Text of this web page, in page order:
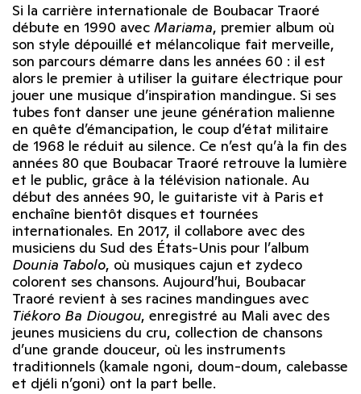
Si la carrière internationale de Boubacar Traoré
débute en 1990 avec Mariama, premier album où
son style dépouillé et mélancolique fait merveille,
son parcours démarre dans les années 60 : il est
alors le premier à utiliser la guitare électrique pour
jouer une musique d’inspiration mandingue. Si ses
tubes font danser une jeune génération malienne
en quête d’émancipation, le coup d’état militaire
de 1968 le réduit au silence. Ce n’est qu’à la fin des
années 80 que Boubacar Traoré retrouve la lumière
et le public, grâce à la télévision nationale. Au
début des années 90, le guitariste vit à Paris et
enchaîne bientôt disques et tournées
internationales. En 2017, il collabore avec des
musiciens du Sud des États-Unis pour l’album
Dounia Tabolo, où musiques cajun et zydeco
colorent ses chansons. Aujourd’hui, Boubacar
Traoré revient à ses racines mandingues avec
Tiékoro Ba Diougou, enregistré au Mali avec des
jeunes musiciens du cru, collection de chansons
d’une grande douceur, où les instruments
traditionnels (kamale ngoni, doum-doum, calebasse
et djéli n’goni) ont la part belle.